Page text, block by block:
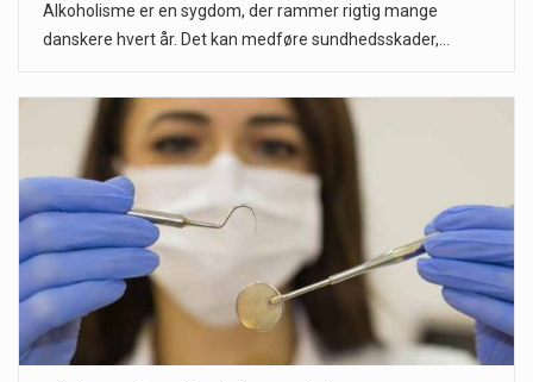
Alkoholisme er en sygdom, der rammer rigtig mange
danskere hvert år. Det kan medføre sundhedsskader,…